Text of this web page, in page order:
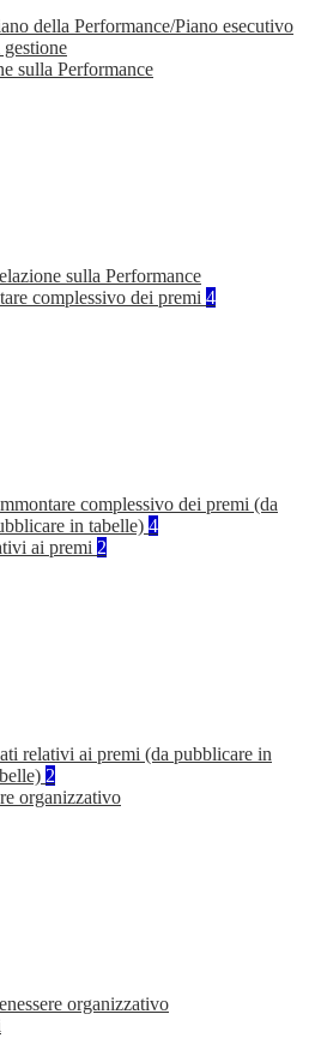
della Performance/Piano esecutivo
gestione
sulla Performance
sulla Performance
complessivo dei premi 4
complessivo dei premi (da
in tabelle) 4
ai premi 2
relativi ai premi (da pubblicare in
2
organizzativo
organizzativo